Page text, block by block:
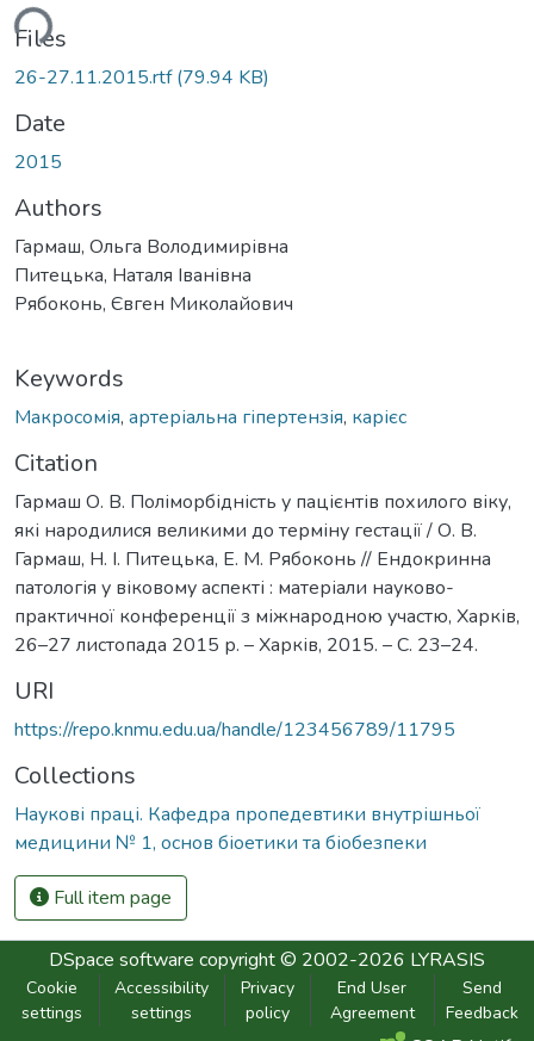
Files
26-27.11.2015.rtf(79.94 KB)
Date
2015
Authors
Гармаш, Ольга Володимирівна
Питецька, Наталя Іванівна
Рябоконь, Євген Миколайович
Keywords
Макросомія, артеріальна гіпертензія, карієс
Citation
Гармаш О. В. Поліморбідність у пацієнтів похилого віку,
які народилися великими до терміну гестації / О. В.
Гармаш, Н. І. Питецька, Е. М. Рябоконь // Ендокринна
патологія у віковому аспекті : матеріали науково-
практичної конференції з міжнародною участю, Харків,
26–27 листопада 2015 р. – Харків, 2015. – С. 23–24.
URI
https://repo.knmu.edu.ua/handle/123456789/11795
Collections
Наукові праці. Кафедра пропедевтики внутрішньої
медицини № 1, основ біоетики та біобезпеки
Full item page
DSpace software copyright © 2002-2026 LYRASIS
Cookie
settings
Accessibility
settings
Privacy
policy
End User
Agreement
Send
Feedback